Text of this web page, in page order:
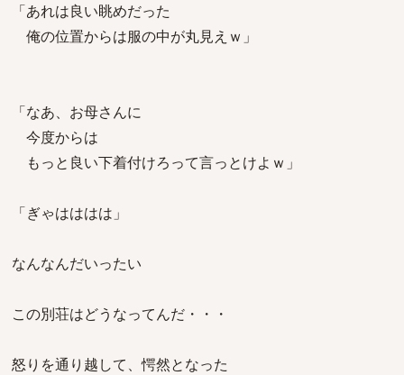
「あれは良い眺めだった
俺の位置からは服の中が丸見えｗ」
「なあ、お母さんに
今度からは
もっと良い下着付けろって言っとけよｗ」
「ぎゃはははは」
なんなんだいったい
この別荘はどうなってんだ・・・
怒りを通り越して、愕然となった